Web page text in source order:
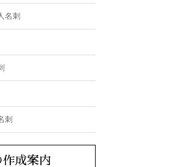
名刺
刺
作成案内